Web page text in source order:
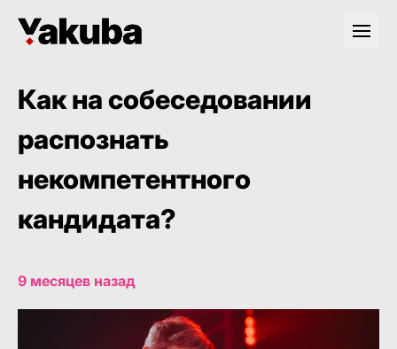
Как на собеседовании
распознать
некомпетентного
кандидата?
9 месяцев назад